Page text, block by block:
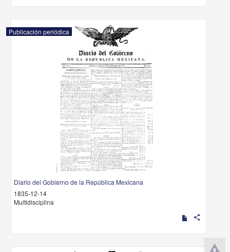
Publicación periódica
Diario del Gobierno de la República Mexicana
1835-12-14
Multidisciplina
share